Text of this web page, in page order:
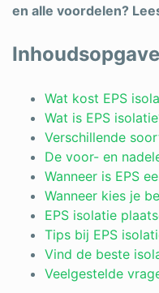
Stukadoor
Tegelzetter
Vochtbestrijding
Warmtepomp
Zonnepanelen
Zonwering
en alle voordelen?
Inhoudsopgave
Wat kost EPS
Wat is EPS
Verschillende
De voor- en
Wanneer is EPS
Wanneer kies je
EPS isolatie
Tips bij EPS
Vind de beste
Veelgestelde